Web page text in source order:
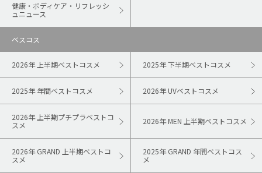
健康・ボディケア・リフレッシ
ュニュース
ベスコス
2026年 上半期ベストコスメ 2025年 下半期ベストコスメ
2025年 年間ベストコスメ 2026年 UVベストコスメ
2026年 上半期プチプラベストコ
スメ
2026年 MEN 上半期ベストコスメ
2026年 GRAND 上半期ベストコ
スメ
2025年 GRAND 年間ベストコス
メ